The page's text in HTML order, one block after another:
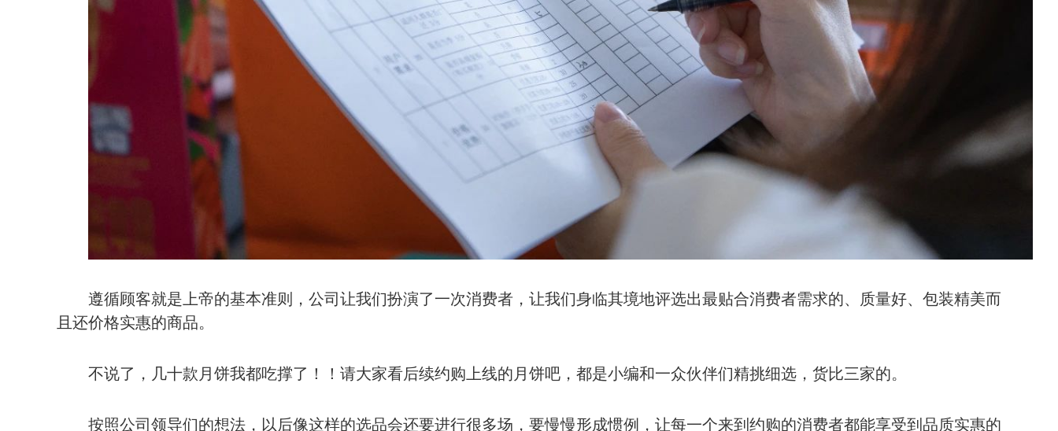
遵循顾客就是上帝的基本准则，公司让我们扮演了一次消费者，让我们身临其境地评选出最贴合消费者需求的、质量好、包装精美而
且还价格实惠的商品。
不说了，几十款月饼我都吃撑了！！请大家看后续约购上线的月饼吧，都是小编和一众伙伴们精挑细选，货比三家的。
按照公司领导们的想法，以后像这样的选品会还要进行很多场，要慢慢形成惯例，让每一个来到约购的消费者都能享受到品质实惠的